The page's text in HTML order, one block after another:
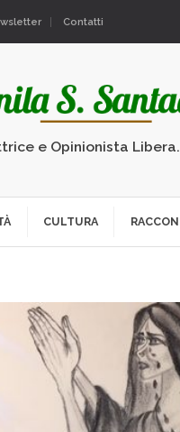
Contatti
e Opinionista
CULTURA